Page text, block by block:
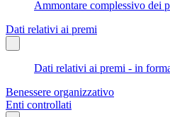
Ammontare complessivo dei
Dati relativi ai premi
Dati relativi ai premi - in
Benessere organizzativo
Enti controllati